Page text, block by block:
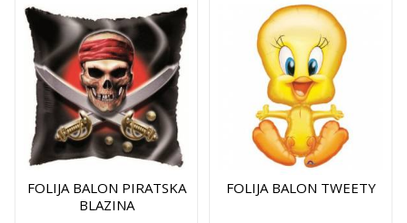
FOLIJA BALON PIRATSKA
BLAZINA
FOLIJA BALON TWEETY